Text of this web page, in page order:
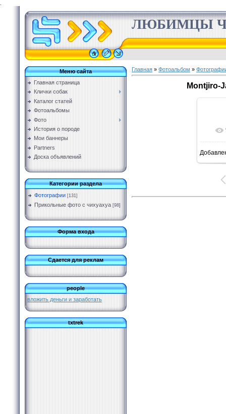
ЛЮБИМЦЫ
Меню сайта
Главная страница
Клички собак
Каталог статей
Фотоальбомы
Фото
История о породе
Мои баннеры
Partners
Доска объявлений
Категории раздела
Фотографии [131]
Прикольные фото с чихуахуа [98]
Форма входа
Сдается для реклам
people
вложить деньги и заработать
txtrek
Главная » Фотоальбом »
Montjiro-